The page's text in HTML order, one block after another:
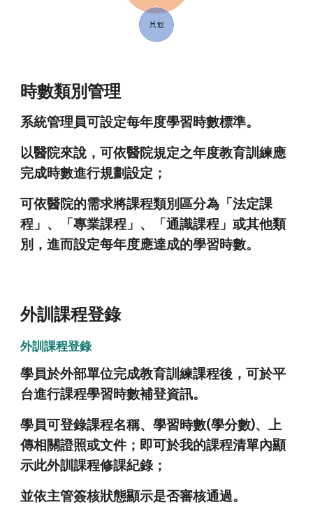
時數類別管理
系統管理員可設定每年度學習時數標準。
以醫院來說，可依醫院規定之年度教育訓練應
完成時數進行規劃設定；
可依醫院的需求將課程類別區分為「法定課
程」、「專業課程」、「通識課程」或其他類
別，進而設定每年度應達成的學習時數。
外訓課程登錄
外訓課程登錄
學員於外部單位完成教育訓練課程後，可於平
台進行課程學習時數補登資訊。
學員可登錄課程名稱、學習時數(學分數)、上
傳相關證照或文件；即可於我的課程清單內顯
示此外訓課程修課紀錄；
並依主管簽核狀態顯示是否審核通過。